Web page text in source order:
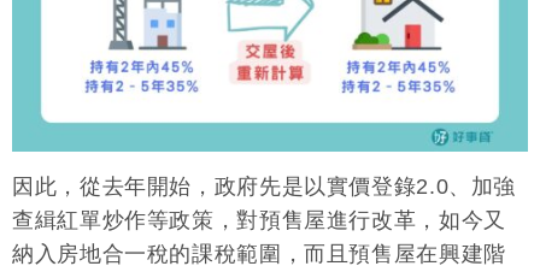
因此，從去年開始，政府先是以實價登錄2.0、加強
查緝紅單炒作等政策，對預售屋進行改革，如今又
納入房地合一稅的課稅範圍，而且預售屋在興建階